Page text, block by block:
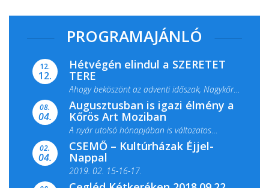
PROGRAMAJÁNLÓ
12.
12.
Hétvégén elindul a SZERETET
TERE
Ahogy beköszönt az adventi időszak, Nagykőrös
ismét megtelik ünnepi fénnyel és közös...
08.
04.
Augusztusban is igazi élmény a
Kőrös Art Moziban
A nyár utolsó hónapjában is változatos
filmkínálattal, családi...
02.
04.
CSEMŐ – Kultúrházak Éjjel-
Nappal
2019. 02. 15-16-17.